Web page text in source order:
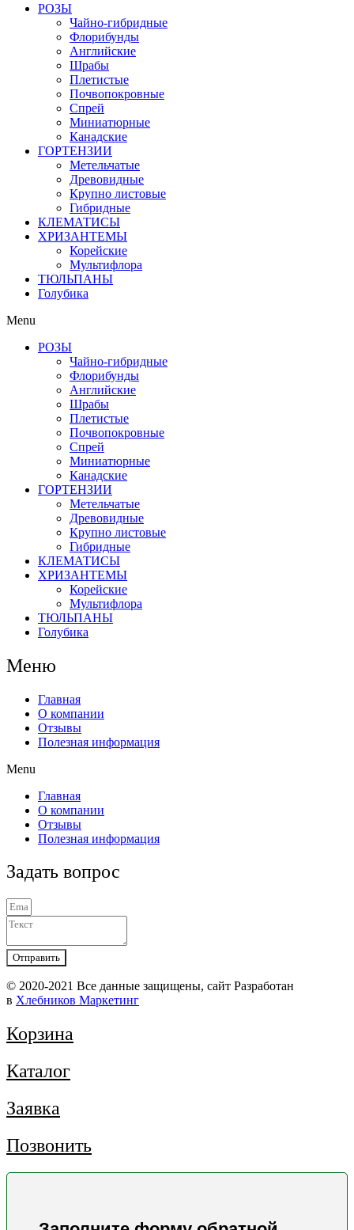
РОЗЫ
Чайно-гибридные
Флорибунды
Английские
Шрабы
Плетистые
Почвопокровные
Спрей
Миниатюрные
Канадские
ГОРТЕНЗИИ
Метельчатые
Древовидные
Крупно листовые
Гибридные
КЛЕМАТИСЫ
ХРИЗАНТЕМЫ
Корейские
Мультифлора
ТЮЛЬПАНЫ
Голубика
Menu
РОЗЫ
Чайно-гибридные
Флорибунды
Английские
Шрабы
Плетистые
Почвопокровные
Спрей
Миниатюрные
Канадские
ГОРТЕНЗИИ
Метельчатые
Древовидные
Крупно листовые
Гибридные
КЛЕМАТИСЫ
ХРИЗАНТЕМЫ
Корейские
Мультифлора
ТЮЛЬПАНЫ
Голубика
Меню
Главная
О компании
Отзывы
Полезная информация
Menu
Главная
О компании
Отзывы
Полезная информация
Задать вопрос
Отправить
© 2020-2021 Вcе данные защищены, сайт Разработан
в Хлебников Маркетинг
Корзина
Каталог
Заявка
Позвонить